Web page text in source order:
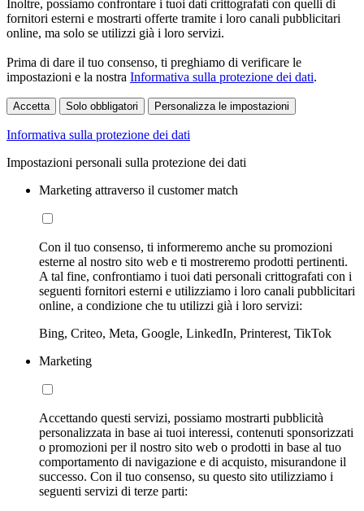
Inoltre, possiamo confrontare i tuoi dati crittografati con quelli di
fornitori esterni e mostrarti offerte tramite i loro canali pubblicitari
online, ma solo se utilizzi già i loro servizi.
Prima di dare il tuo consenso, ti preghiamo di verificare le
impostazioni e la nostra Informativa sulla protezione dei dati.
Accetta Solo obbligatori Personalizza le impostazioni
Informativa sulla protezione dei dati
Impostazioni personali sulla protezione dei dati
Marketing attraverso il customer match
Con il tuo consenso, ti informeremo anche su promozioni
esterne al nostro sito web e ti mostreremo prodotti pertinenti.
A tal fine, confrontiamo i tuoi dati personali crittografati con i
seguenti fornitori esterni e utilizziamo i loro canali pubblicitari
online, a condizione che tu utilizzi già i loro servizi:
Bing, Criteo, Meta, Google, LinkedIn, Printerest, TikTok
Marketing
Accettando questi servizi, possiamo mostrarti pubblicità
personalizzata in base ai tuoi interessi, contenuti sponsorizzati
o promozioni per il nostro sito web o prodotti in base al tuo
comportamento di navigazione e di acquisto, misurandone il
successo. Con il tuo consenso, su questo sito utilizziamo i
seguenti servizi di terze parti: